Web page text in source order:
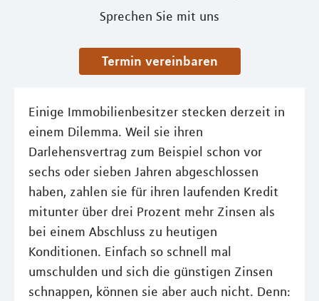
Sprechen Sie mit uns
Termin vereinbaren
Einige Immobilienbesitzer stecken derzeit in
einem Dilemma. Weil sie ihren
Darlehensvertrag zum Beispiel schon vor
sechs oder sieben Jahren abgeschlossen
haben, zahlen sie für ihren laufenden Kredit
mitunter über drei Prozent mehr Zinsen als
bei einem Abschluss zu heutigen
Konditionen. Einfach so schnell mal
umschulden und sich die günstigen Zinsen
schnappen, können sie aber auch nicht. Denn: